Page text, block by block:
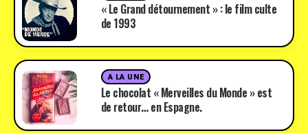
« Le Grand détournement » : le film culte
de 1993
A LA UNE
Le chocolat « Merveilles du Monde » est
de retour… en Espagne.